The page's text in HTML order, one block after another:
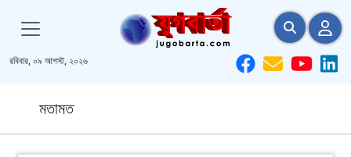
রবিবার, ০৯ আগস্ট, ২০২৬
মতামত